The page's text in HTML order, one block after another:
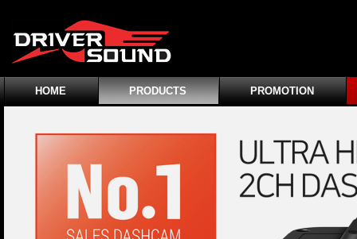
HOME PRODUCTS PROMOTION